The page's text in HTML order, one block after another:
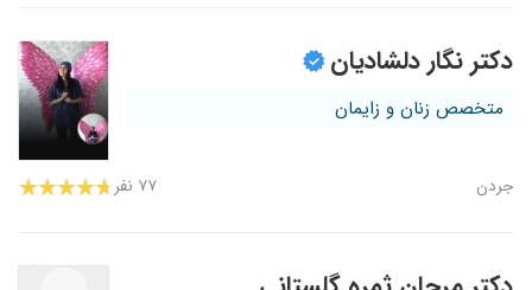
دکتر نگار دلشادیان
متخصص زنان و زایمان
جردن ۷۷ نفر